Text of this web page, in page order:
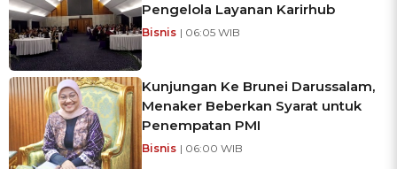
Pengelola Layanan Karirhub
Bisnis | 06:05 WIB
Kunjungan Ke Brunei Darussalam,
Menaker Beberkan Syarat untuk
Penempatan PMI
Bisnis | 06:00 WIB